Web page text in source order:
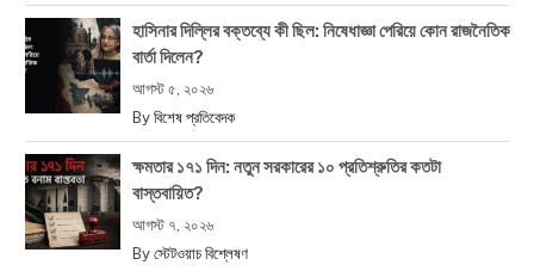
হাসিনার দিল্লির বক্তব্যে কী ছিল: নিষেধাজ্ঞা পেরিয়ে কোন রাজনৈতিক
বার্তা দিলেন?
আগস্ট ৫, ২০২৬
By বিশেষ প্রতিবেদক
ক্ষমতার ১৭১ দিন: নতুন সরকারের ১০ প্রতিশ্রুতির কতটা
বাস্তবায়িত?
আগস্ট ৭, ২০২৬
By স্টেটওয়াচ বিশ্লেষণ